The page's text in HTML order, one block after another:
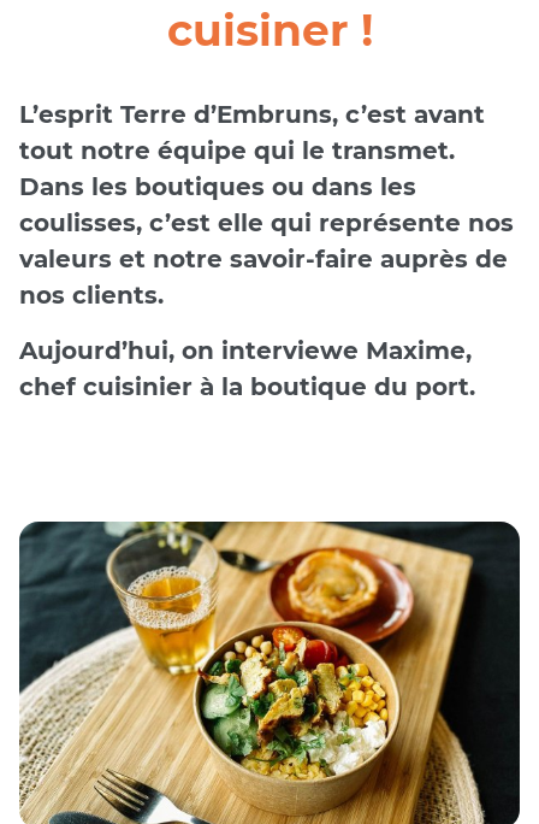
cuisiner !
L’esprit Terre d’Embruns, c’est avant
tout notre équipe qui le transmet.
Dans les boutiques ou dans les
coulisses, c’est elle qui représente nos
valeurs et notre savoir-faire auprès de
nos clients.
Aujourd’hui, on interviewe Maxime,
chef cuisinier à la boutique du port.